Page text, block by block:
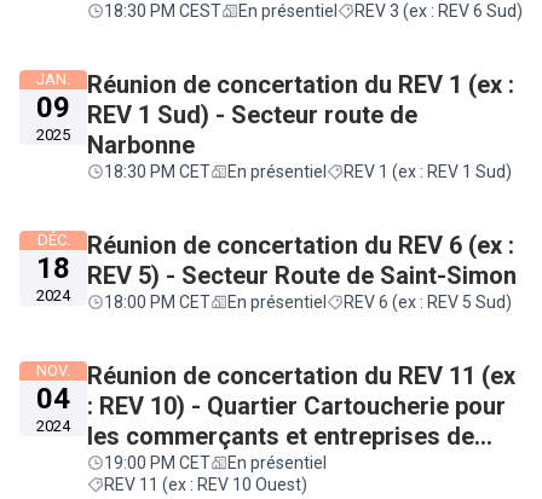
18:30 PM CEST En présentiel REV 3 (ex : REV 6 Sud)
JAN.
09
2025
Réunion de concertation du REV 1 (ex :
REV 1 Sud) - Secteur route de
Narbonne
18:30 PM CET En présentiel REV 1 (ex : REV 1 Sud)
DÉC.
18
2024
Réunion de concertation du REV 6 (ex :
REV 5) - Secteur Route de Saint-Simon
18:00 PM CET En présentiel REV 6 (ex : REV 5 Sud)
NOV.
04
2024
Réunion de concertation du REV 11 (ex
: REV 10) - Quartier Cartoucherie pour
les commerçants et entreprises de
quartier
19:00 PM CET
En présentiel
REV 11 (ex : REV 10 Ouest)